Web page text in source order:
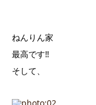
ねんりん家
最高です‼
そして、